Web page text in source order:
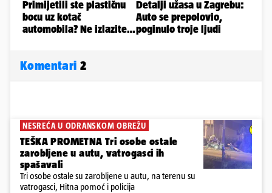
Komentari 2
NESREĆA U ODRANSKOM OBREŽU
TEŠKA PROMETNA Tri osobe ostale
zarobljene u autu, vatrogasci ih
spašavali
Tri osobe ostale su zarobljene u autu, na terenu su
vatrogasci, Hitna pomoć i policija